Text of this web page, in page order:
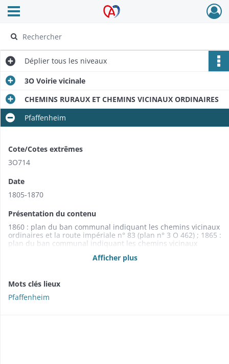
Archives Alsace - Colmar
Ouvrir le menu déroulant
Déplier tous les niveaux
3O Voirie vicinale
CHEMINS RURAUX ET CHEMINS VICINAUX ORDINAIRES
Pfaffenheim
Cote/Cotes extrêmes
3O714
Date
1805-1870
Présentation du contenu
1860 : plan du ban communal indiquant les chemins vicinaux
ordinaires et la route impériale n° 83 (plan n° 3 O 462) ; 1865 :
plan du ban communal indiquant les chemins vicinaux
Afficher plus
Mots clés lieux
Pfaffenheim